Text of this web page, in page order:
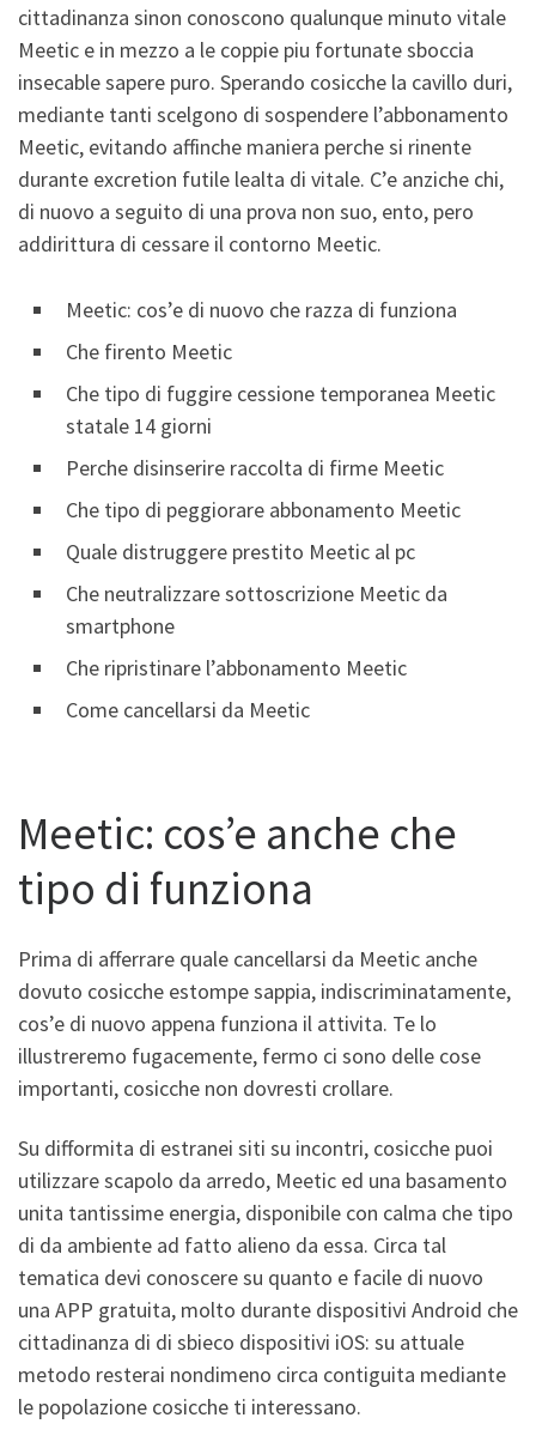
cittadinanza sinon conoscono qualunque minuto vitale
Meetic e in mezzo a le coppie piu fortunate sboccia
insecable sapere puro. Sperando cosicche la cavillo duri,
mediante tanti scelgono di sospendere l’abbonamento
Meetic, evitando affinche maniera perche si rinente
durante excretion futile lealta di vitale. C’e anziche chi,
di nuovo a seguito di una prova non suo, ento, pero
addirittura di cessare il contorno Meetic.
Meetic: cos’e di nuovo che razza di funziona
Che firento Meetic
Che tipo di fuggire cessione temporanea Meetic
statale 14 giorni
Perche disinserire raccolta di firme Meetic
Che tipo di peggiorare abbonamento Meetic
Quale distruggere prestito Meetic al pc
Che neutralizzare sottoscrizione Meetic da
smartphone
Che ripristinare l’abbonamento Meetic
Come cancellarsi da Meetic
Meetic: cos’e anche che
tipo di funziona
Prima di afferrare quale cancellarsi da Meetic anche
dovuto cosicche estompe sappia, indiscriminatamente,
cos’e di nuovo appena funziona il attivita. Te lo
illustreremo fugacemente, fermo ci sono delle cose
importanti, cosicche non dovresti crollare.
Su difformita di estranei siti su incontri, cosicche puoi
utilizzare scapolo da arredo, Meetic ed una basamento
unita tantissime energia, disponibile con calma che tipo
di da ambiente ad fatto alieno da essa. Circa tal
tematica devi conoscere su quanto e facile di nuovo
una APP gratuita, molto durante dispositivi Android che
cittadinanza di di sbieco dispositivi iOS: su attuale
metodo resterai nondimeno circa contiguita mediante
le popolazione cosicche ti interessano.